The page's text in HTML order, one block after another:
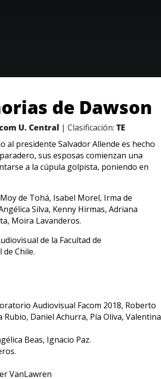
de Dawson
U. Central | Clasificación:TE
al presidente Salvador Allende es hecho
sus esposas comienzan una
a la cúpula golpista, poniendo en
de Tohá, Isabel Morel, Irma de
Silva, Kenny Hirmas, Adriana
Moira Lavanderos.
de la Facultad de
Chile.
Audiovisual Facom 2018, Roberto
Daniel Achurra, Pía Oliva, Valentina
Beas, Ignacio Paz.
VanLawren